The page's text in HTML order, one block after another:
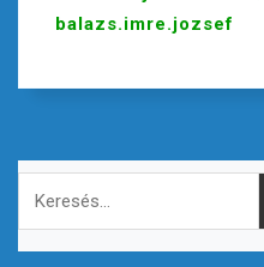
balazs.imre.jozsef
Keresés: